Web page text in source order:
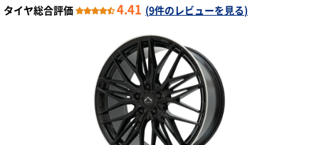
タイヤ総合評価
4.41 (9件のレビューを見る)